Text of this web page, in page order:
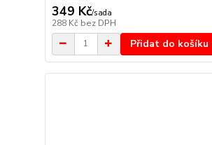
349 Kč/sada
288 Kč bez DPH
Přidat do košíku